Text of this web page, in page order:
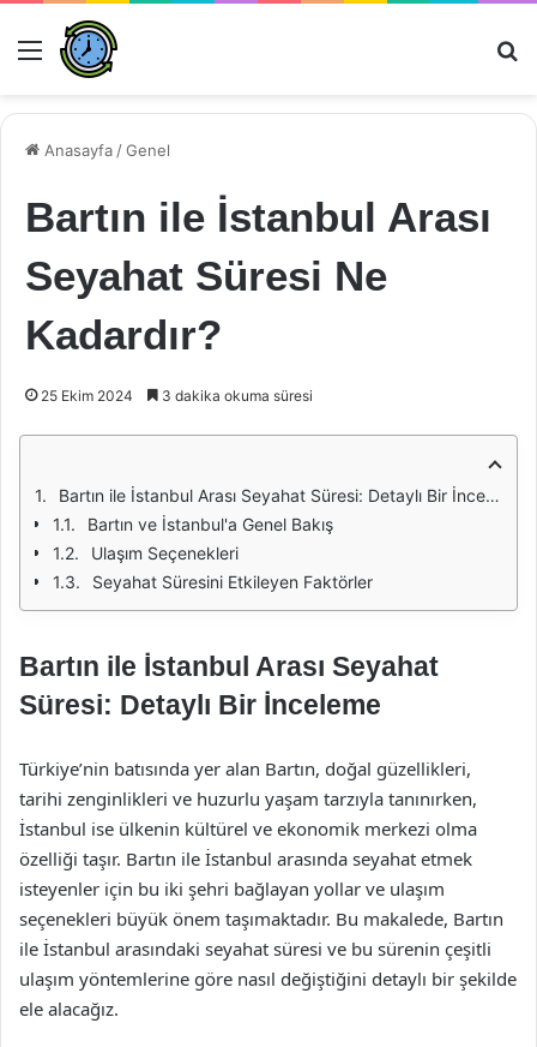
Menü
Anasayfa /Genel
Bartın ile İstanbul Arası
Seyahat Süresi Ne
Kadardır?
25 Ekim 2024 3 dakika okuma süresi
Bartın ile İstanbul Arası Seyahat Süresi: Detaylı Bir İnceleme
Bartın ve İstanbul'a Genel Bakış
Ulaşım Seçenekleri
Seyahat Süresini Etkileyen Faktörler
Bartın ile İstanbul Arası Seyahat
Süresi: Detaylı Bir İnceleme
Türkiye’nin batısında yer alan Bartın, doğal güzellikleri,
tarihi zenginlikleri ve huzurlu yaşam tarzıyla tanınırken,
İstanbul ise ülkenin kültürel ve ekonomik merkezi olma
özelliği taşır. Bartın ile İstanbul arasında seyahat etmek
isteyenler için bu iki şehri bağlayan yollar ve ulaşım
seçenekleri büyük önem taşımaktadır. Bu makalede, Bartın
ile İstanbul arasındaki seyahat süresi ve bu sürenin çeşitli
ulaşım yöntemlerine göre nasıl değiştiğini detaylı bir şekilde
ele alacağız.